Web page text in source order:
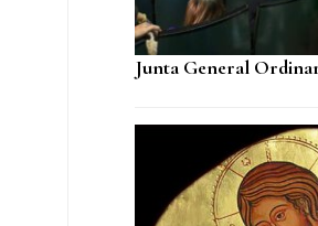
Junta General